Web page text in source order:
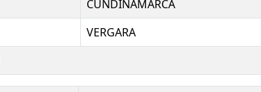
CUNDINAMARCA
VERGARA